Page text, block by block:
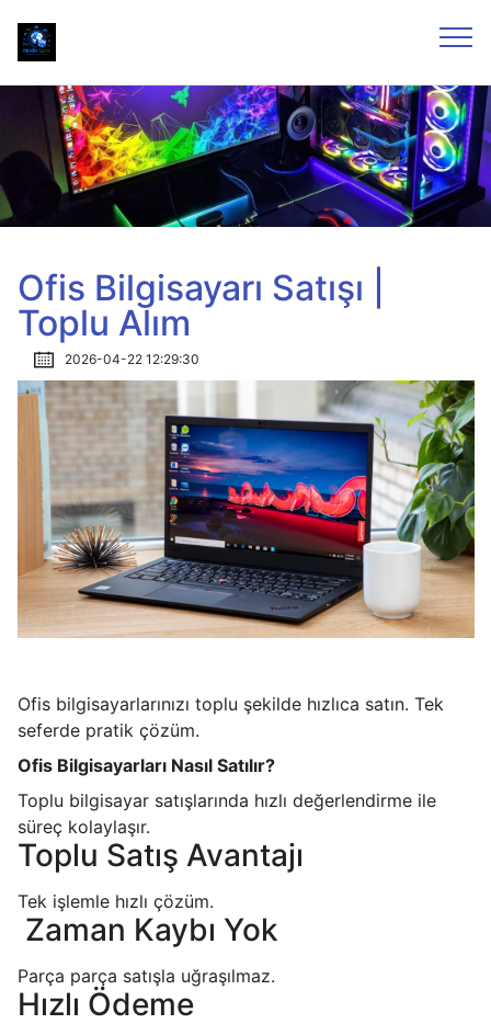
Ofis Bilgisayarı Satışı |
Toplu Alım
2026-04-22 12:29:30
Ofis bilgisayarlarınızı toplu şekilde hızlıca satın. Tek
seferde pratik çözüm.
Ofis Bilgisayarları Nasıl Satılır?
Toplu bilgisayar satışlarında hızlı değerlendirme ile
süreç kolaylaşır.
Toplu Satış Avantajı
Tek işlemle hızlı çözüm.
Zaman Kaybı Yok
Parça parça satışla uğraşılmaz.
Hızlı Ödeme